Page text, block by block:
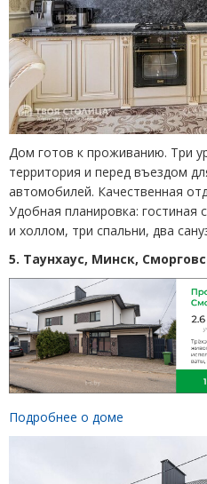
Дом готов к проживанию. Три
территория и перед въездом
автомобилей. Качественная
Удобная планировка: гостиная
и холлом, три спальни, два
5. Таунхаус, Минск,
Подробнее о доме